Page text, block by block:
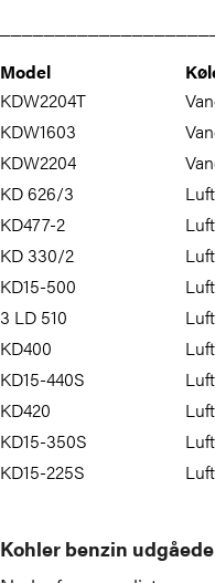
Model
KDW2204T
KDW1603
KDW2204
KD 626/3
KD477-2
KD 330/2
KD15-500
3 LD 510
KD400
KD15-440S
KD420
KD15-350S
KD15-225S
Kohler benzin